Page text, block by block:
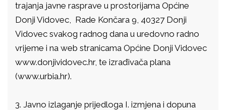
trajanja javne rasprave u prostorijama Općine
Donji Vidovec, Rade Končara 9, 40327 Donji
Vidovec svakog radnog dana u uredovno radno
vrijeme i na web stranicama Općine Donji Vidovec
www.donjividovec.hr, te izrađivača plana
(www.urbia.hr).
3. Javno izlaganje prijedloga I. izmjena i dopuna